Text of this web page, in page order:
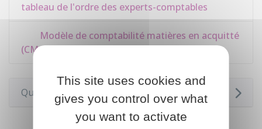
tableau de l'ordre des experts-comptables
Modèle de comptabilité matières en acquitté
(CMA)
Questions ? Réponses !
This site uses cookies and
gives you control over what
you want to activate